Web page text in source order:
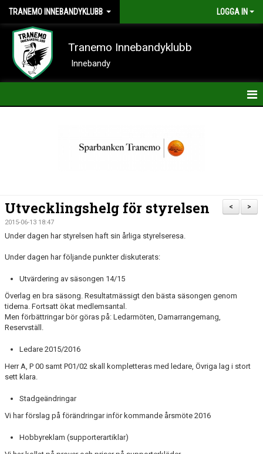
TRANEMO INNEBANDYKLUBB LOGGA IN
Tranemo Innebandyklubb
Innebandy
KALENDER
VÅRA LAG
MATCHER
FÖRETAGSCUPEN 2026
TRÄNINGSTIDER 2025/26
SCHEMAN
FÖRENINGSKLÄDER-INNEBANDYKUNGEN
>
<
Utvecklingshelg för styrelsen
2015-06-13 18:47
Under dagen har styrelsen haft sin årliga styrelseresa.
Under dagen har följande punkter diskuterats:
Utvärdering av säsongen 14/15
Överlag en bra säsong. Resultatmässigt den bästa säsongen genom
tiderna. Fortsatt ökat medlemsantal.
Men förbättringar bör göras på: Ledarmöten, Damarrangemang,
Reservställ.
Ledare 2015/2016
Herr A, P 00 samt P01/02 skall kompletteras med ledare, Övriga lag i stort
sett klara.
Stadgeändringar
Vi har förslag på förändringar inför kommande årsmöte 2016
Hobbyreklam (supporterartiklar)